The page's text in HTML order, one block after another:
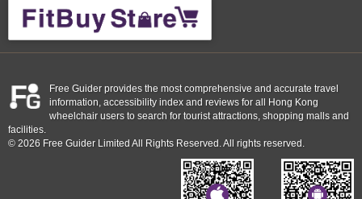
Free Guider provides the most comprehensive and accurate travel
information, accessibility index and reviews for all Hong Kong
wheelchair users to search for tourist attractions, shopping malls and
facilities.
© 2026 Free Guider Limited All Rights Reserved. All rights reserved.